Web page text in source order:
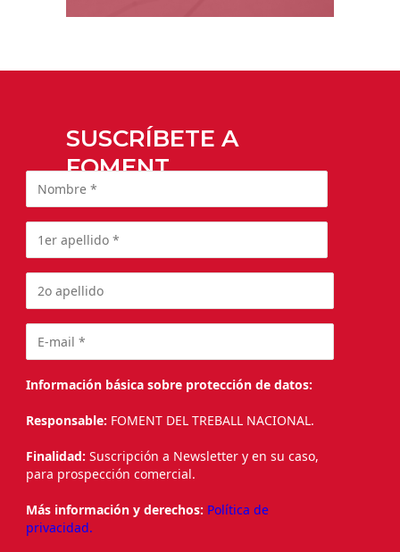
SUSCRÍBETE A
FOMENT
Información básica sobre protección de datos:
Responsable: FOMENT DEL TREBALL NACIONAL.
Finalidad: Suscripción a Newsletter y en su caso,
para prospección comercial.
Más información y derechos: Política de
privacidad.